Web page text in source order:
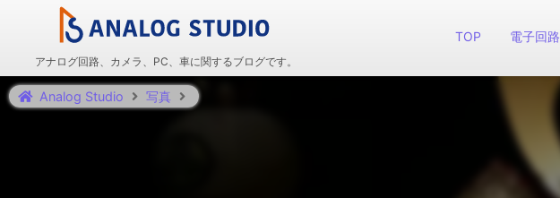
アナログ回路、カメラ、PC、車に関するブログです。
TOP 電子回路
Analog Studio 写真